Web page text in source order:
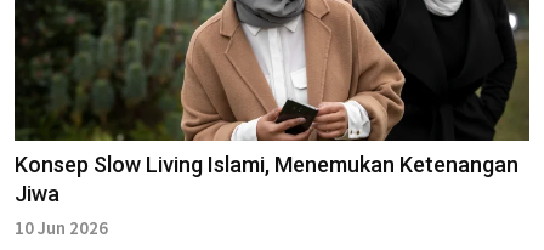
Konsep Slow Living Islami, Menemukan Ketenangan
Jiwa
10 Jun 2026